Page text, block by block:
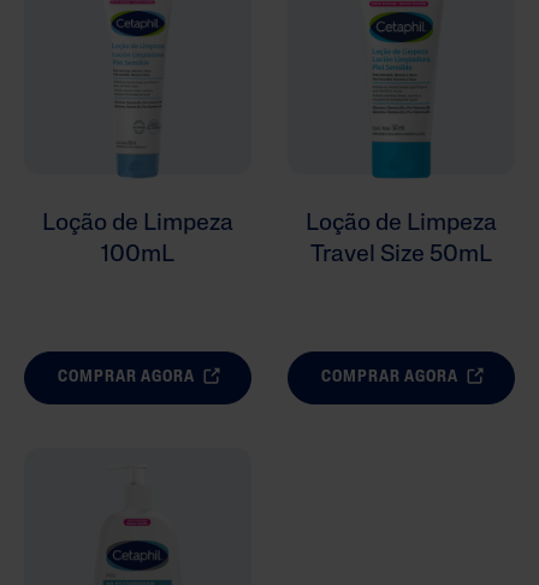
Loção de Limpeza
100mL
COMPRAR AGORA
Loção de Limpeza
Travel Size 50mL
COMPRAR AGORA